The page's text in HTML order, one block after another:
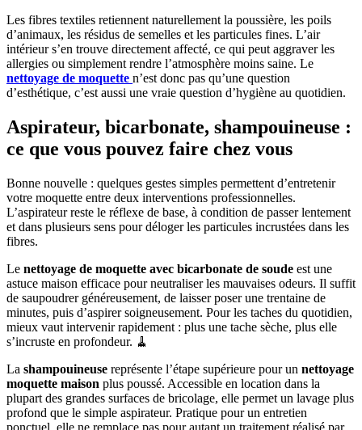
Les fibres textiles retiennent naturellement la poussière, les poils
d’animaux, les résidus de semelles et les particules fines. L’air
intérieur s’en trouve directement affecté, ce qui peut aggraver les
allergies ou simplement rendre l’atmosphère moins saine. Le
nettoyage de moquette n’est donc pas qu’une question
d’esthétique, c’est aussi une vraie question d’hygiène au quotidien.
Aspirateur, bicarbonate, shampouineuse :
ce que vous pouvez faire chez vous
Bonne nouvelle : quelques gestes simples permettent d’entretenir
votre moquette entre deux interventions professionnelles.
L’aspirateur reste le réflexe de base, à condition de passer lentement
et dans plusieurs sens pour déloger les particules incrustées dans les
fibres.
Le nettoyage de moquette avec bicarbonate de soude est une
astuce maison efficace pour neutraliser les mauvaises odeurs. Il suffit
de saupoudrer généreusement, de laisser poser une trentaine de
minutes, puis d’aspirer soigneusement. Pour les taches du quotidien,
mieux vaut intervenir rapidement : plus une tache sèche, plus elle
s’incruste en profondeur. 🧹
La shampouineuse représente l’étape supérieure pour un nettoyage
moquette maison plus poussé. Accessible en location dans la
plupart des grandes surfaces de bricolage, elle permet un lavage plus
profond que le simple aspirateur. Pratique pour un entretien
ponctuel, elle ne remplace pas pour autant un traitement réalisé par